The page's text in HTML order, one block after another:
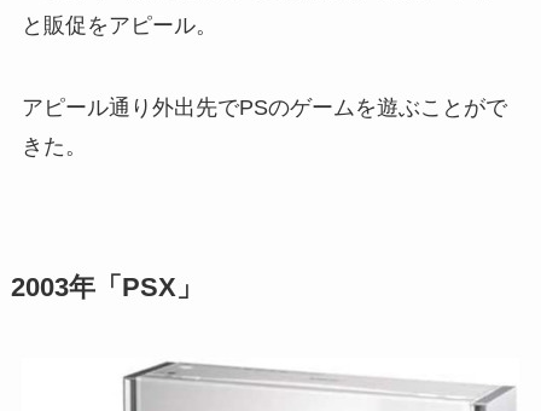
と販促をアピール。
アピール通り外出先でPSのゲームを遊ぶことがで
きた。
2003年「PSX」